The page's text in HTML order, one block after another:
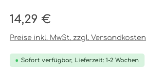
Regulärer Preis:
14,29 €
Preise inkl. MwSt. zzgl. Versandkosten
Sofort verfügbar, Lieferzeit: 1-2 Wochen